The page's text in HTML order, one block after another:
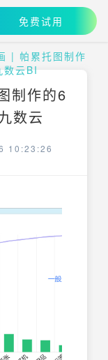
免费试用
| 帕累托图制作
云BI
制作的6
数云
10:23:26